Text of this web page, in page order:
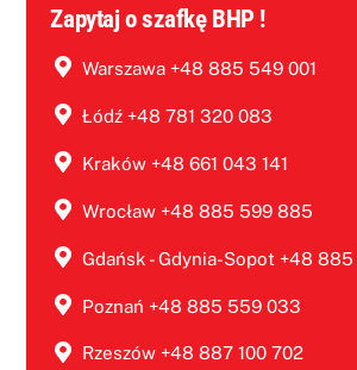
Zapytaj o szafkę BHP !
Warszawa +48 885 549 001
Łódź +48 781 320 083
Kraków +48 661 043 141
Wrocław +48 885 599 885
Gdańsk - Gdynia-Sopot +48
Poznań +48 885 559 033
Rzeszów +48 887 100 702